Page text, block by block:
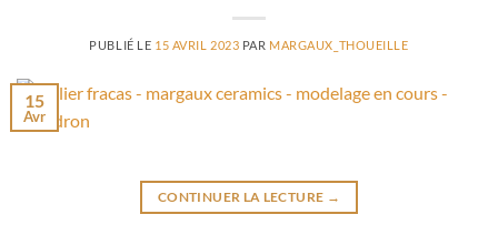
PUBLIÉ LE 15 AVRIL 2023 PAR MARGAUX_THOUEILLE
15
Avr
CONTINUER LA LECTURE →